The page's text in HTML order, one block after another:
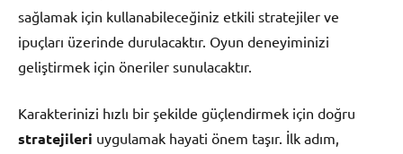
sağlamak için kullanabileceğiniz etkili stratejiler ve
ipuçları üzerinde durulacaktır. Oyun deneyiminizi
geliştirmek için öneriler sunulacaktır.
Karakterinizi hızlı bir şekilde güçlendirmek için doğru
stratejileri uygulamak hayati önem taşır. İlk adım,